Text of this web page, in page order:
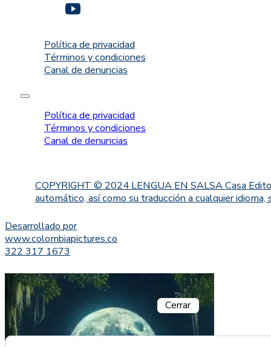
Política de privacidad
Términos y condiciones
Canal de denuncias
Política de privacidad
Términos y condiciones
Canal de denuncias
COPYRIGHT © 2024 LENGUA EN SALSA Casa
automático, así como su traducción a cualquier
Desarrollado por
www.colombiapictures.co
322 317 1673
Cerrar